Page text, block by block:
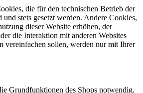
die für den technischen Betrieb der
stets gesetzt werden. Andere Cookies,
dieser Website erhöhen, der
die Interaktion mit anderen Websites
vereinfachen sollen, werden nur mit Ihrer
Grundfunktionen des Shops notwendig.